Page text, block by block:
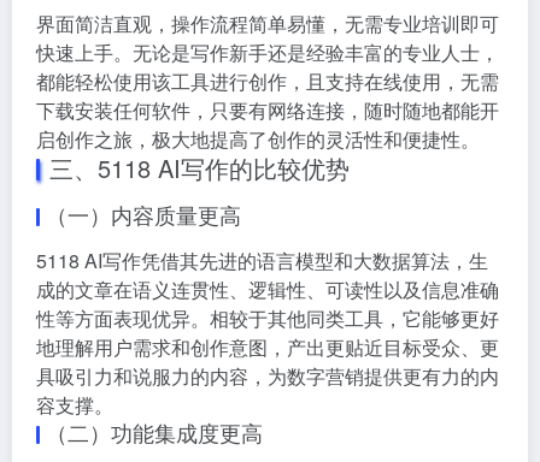
界面简洁直观，操作流程简单易懂，无需专业培训即可
快速上手。无论是写作新手还是经验丰富的专业人士，
都能轻松使用该工具进行创作，且支持在线使用，无需
下载安装任何软件，只要有网络连接，随时随地都能开
启创作之旅，极大地提高了创作的灵活性和便捷性。
三、5118 AI写作的比较优势
（一）内容质量更高
5118 AI写作凭借其先进的语言模型和大数据算法，生
成的文章在语义连贯性、逻辑性、可读性以及信息准确
性等方面表现优异。相较于其他同类工具，它能够更好
地理解用户需求和创作意图，产出更贴近目标受众、更
具吸引力和说服力的内容，为数字营销提供更有力的内
容支撑。
（二）功能集成度更高